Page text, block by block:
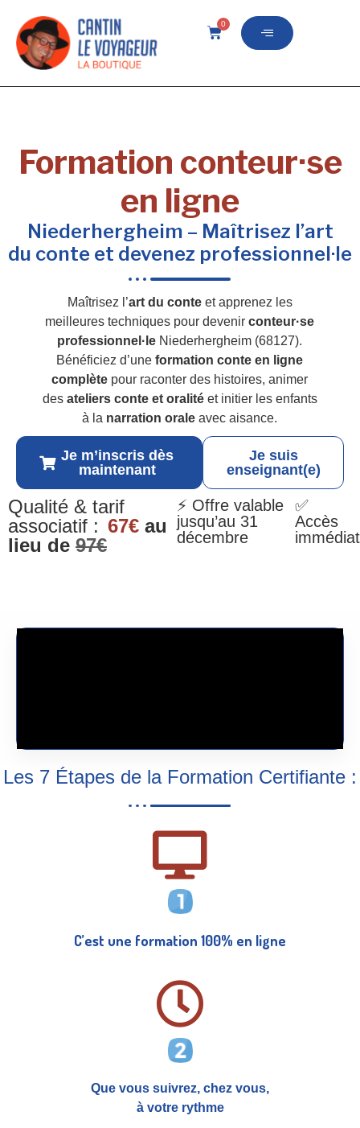
0
Formation conteur·se
en ligne
Niederhergheim – Maîtrisez l’art
du conte et devenez professionnel·le
Maîtrisez l’art du conteet apprenez les
meilleures techniques pour devenirconteur·se
professionnel·le Niederhergheim (68127).
Bénéficiez d’uneformation conte en ligne
complète pour raconter des histoires, animer
des ateliers conte et oralitéet initier les enfants
à la narration orale avec aisance.
Je m’inscris dès
maintenant
Je suis
enseignant(e)
Qualité & tarif
associatif : 67€ au
lieu de 97€
⚡ Offre valable
jusqu’au 31
décembre
✅
Accès
immédiat
Les 7 Étapes de la Formation Certifiante :
C’est une formation 100% en ligne
Que vous suivrez, chez vous,
à votre rythme